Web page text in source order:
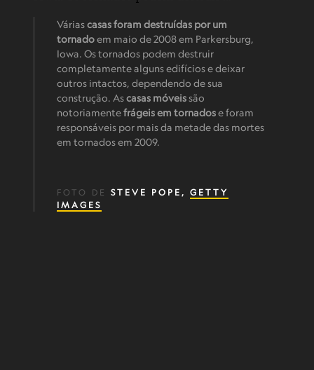
Váriascasas foram destruídas por um
tornadoem maio de 2008 em Parkersburg,
Iowa. Os tornados podem destruir
completamente alguns edifícios e deixar
outros intactos, dependendo de sua
construção. Ascasas móveissão
notoriamentefrágeis em tornadose foram
responsáveis por mais da metade das mortes
em tornados em 2009.
FOTO DE STEVE POPE, GETTY
IMAGES